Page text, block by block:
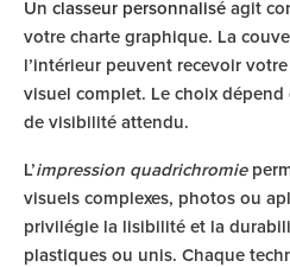
Un classeur personnalisé agit
votre charte graphique. La
l’intérieur peuvent recevoir
visuel complet. Le choix
de visibilité attendu.
L’impression quadrichromie
visuels complexes, photos ou
privilégie la lisibilité et la
plastiques ou unis. Chaque